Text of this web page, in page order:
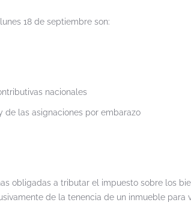
18 de septiembre son:
nacionales
de las asignaciones por embarazo
obligadas a tributar el impuesto sobre los
de la tenencia de un inmueble para